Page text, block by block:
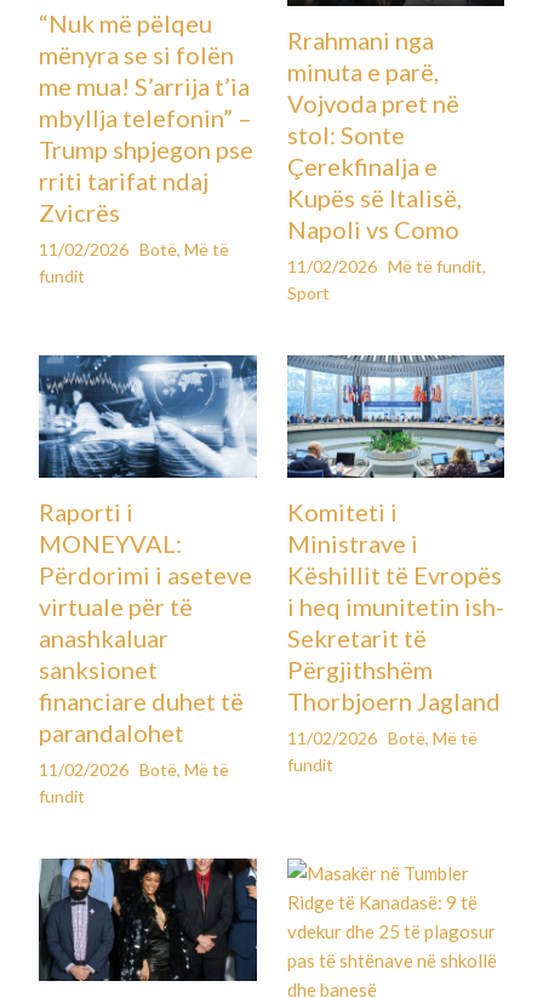
“Nuk më pëlqeu
mënyra se si folën
me mua! S’arrija t’ia
mbyllja telefonin” –
Trump shpjegon pse
rriti tarifat ndaj
Zvicrës
11/02/2026 Botë,Më të
fundit
Rrahmani nga
minuta e parë,
Vojvoda pret në
stol: Sonte
Çerekfinalja e
Kupës së Italisë,
Napoli vs Como
11/02/2026 Më të fundit,
Sport
Raporti i
MONEYVAL:
Përdorimi i aseteve
virtuale për të
anashkaluar
sanksionet
financiare duhet të
parandalohet
11/02/2026 Botë,Më të
fundit
Komiteti i
Ministrave i
Këshillit të Evropës
i heq imunitetin ish-
Sekretarit të
Përgjithshëm
Thorbjoern Jagland
11/02/2026 Botë, Më të
fundit